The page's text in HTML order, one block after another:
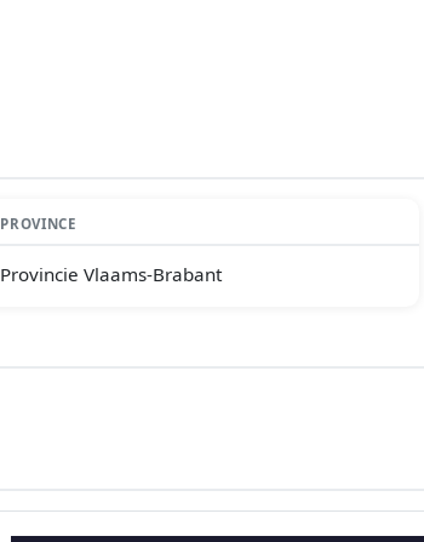
PROVINCE
Provincie Vlaams-Brabant